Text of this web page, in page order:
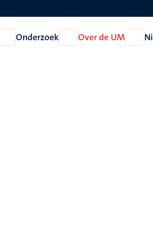
Open
Onderwijs
Onderzoek
Open
Onderzoek
Over de UM
Open
Over